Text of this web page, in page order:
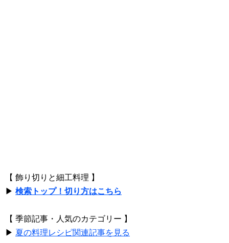
【 飾り切りと細工料理 】
▶ 検索トップ！切り方はこちら
【 季節記事・人気のカテゴリー 】
▶ 夏の料理レシピ関連記事を見る